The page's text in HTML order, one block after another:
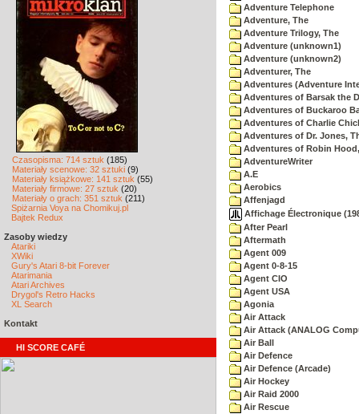
Czasopisma: 714 sztuk (185)
Materiały scenowe: 32 sztuki (9)
Materiały książkowe: 141 sztuk (55)
Materiały firmowe: 27 sztuk (20)
Materiały o grach: 351 sztuk (211)
Spiżarnia Voya na Chomikuj.pl
Bajtek Redux
Zasoby wiedzy
Atariki
XWiki
Gury's Atari 8-bit Forever
Atarimania
Atari Archives
Drygol's Retro Hacks
XL Search
Kontakt
HI SCORE CAFÉ
Adventure Telephone
Adventure, The
Adventure Trilogy, The
Adventure (unknown1)
Adventure (unknown2)
Adventurer, The
Adventures (Adventure
Adventures of Barsak the
Adventures of Buckaroo
Adventures of Charlie
Adventures of Dr. Jones,
Adventures of Robin
AdventureWriter
A.E
Aerobics
Affenjagd
Affichage Électronique
After Pearl
Aftermath
Agent 009
Agent 0-8-15
Agent CIO
Agent USA
Agonia
Air Attack
Air Attack (ANALOG
Air Ball
Air Defence
Air Defence (Arcade)
Air Hockey
Air Raid 2000
Air Rescue